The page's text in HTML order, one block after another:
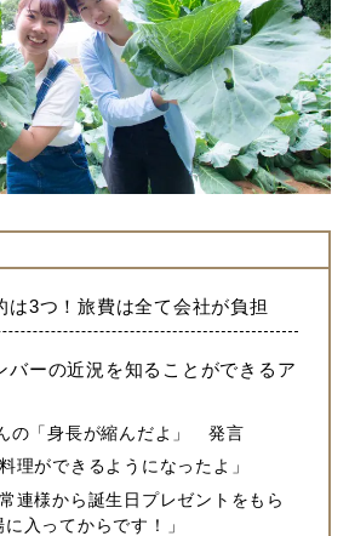
は3つ！旅費は全て会社が負担
バーの近況を知ることができるア
の「身長が縮んだよ」 発言
理ができるようになったよ」
連様から誕生日プレゼントをもら
入ってからです！」